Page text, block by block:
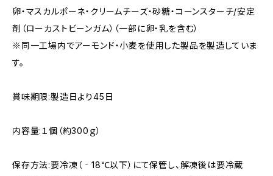
卵・マスカルポーネ・クリームチーズ・砂糖・コーンスターチ/安定
剤（ローカストビーンガム）（一部に卵・乳を含む）
※同一工場内でアーモンド・小麦を使用した製品を製造していま
す。
賞味期限:製造日より45日
内容量:１個（約300ｇ）
保存方法:要冷凍（‐18℃以下）にて保管し、解凍後は要冷蔵